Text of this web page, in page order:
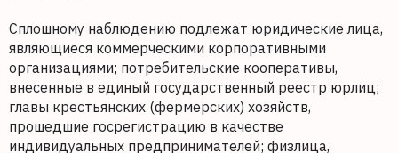
Сплошному наблюдению подлежат юридические лица,
являющиеся коммерческими корпоративными
организациями; потребительские кооперативы,
внесенные в единый государственный реестр юрлиц;
главы крестьянских (фермерских) хозяйств,
прошедшие госрегистрацию в качестве
индивидуальных предпринимателей; физлица,